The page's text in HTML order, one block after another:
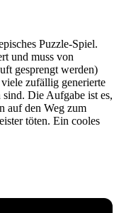
Puzzle-Spiel.
und muss von
gesprengt werden)
zufällig generierte
Die Aufgabe ist es,
auf den Weg zum
töten. Ein cooles